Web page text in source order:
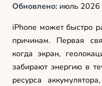
Обновлено: июль 2026
iPhone может быстро
причинам. Первая
когда экран,
забирают энергию в
ресурса